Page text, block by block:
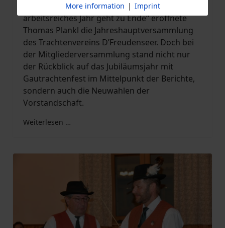
Mit der Feststellung „ein sehr turbulentes und
arbeitsreiches Jahr geht zu Ende“ eröffnete
Thomas Plankl die Jahreshauptversammlung
des Trachtenvereins D’Freudenseer. Doch bei
der Mitgliederversammlung stand nicht nur
der Rückblick auf das Jubiläumsjahr mit
Gautrachtenfest im Mittelpunkt der Berichte,
sondern auch die Neuwahlen der
Vorstandschaft.
Weiterlesen …
More information | Imprint